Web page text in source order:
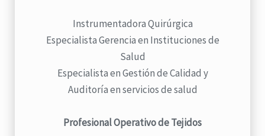
Instrumentadora Quirúrgica
Especialista Gerencia en Instituciones de
Salud
Especialista en Gestión de Calidad y
Auditoría en servicios de salud
Profesional Operativo de Tejidos